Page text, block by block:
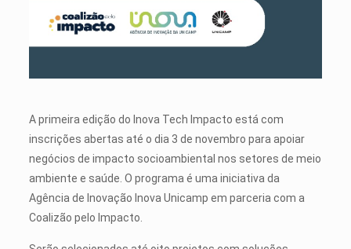
A primeira edição do Inova Tech Impacto está com
inscrições abertas até o dia 3 de novembro para apoiar
negócios de impacto socioambiental nos setores de meio
ambiente e saúde. O programa é uma iniciativa da
Agência de Inovação Inova Unicamp em parceria com a
Coalizão pelo Impacto.